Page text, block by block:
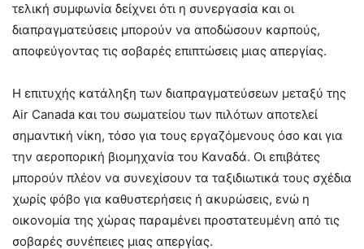
τελική συμφωνία δείχνει ότι η συνεργασία και οι
διαπραγματεύσεις μπορούν να αποδώσουν καρπούς,
αποφεύγοντας τις σοβαρές επιπτώσεις μιας απεργίας.
Η επιτυχής κατάληξη των διαπραγματεύσεων μεταξύ της
Air Canada και του σωματείου των πιλότων αποτελεί
σημαντική νίκη, τόσο για τους εργαζόμενους όσο και για
την αεροπορική βιομηχανία του Καναδά. Οι επιβάτες
μπορούν πλέον να συνεχίσουν τα ταξιδιωτικά τους σχέδια
χωρίς φόβο για καθυστερήσεις ή ακυρώσεις, ενώ η
οικονομία της χώρας παραμένει προστατευμένη από τις
σοβαρές συνέπειες μιας απεργίας.